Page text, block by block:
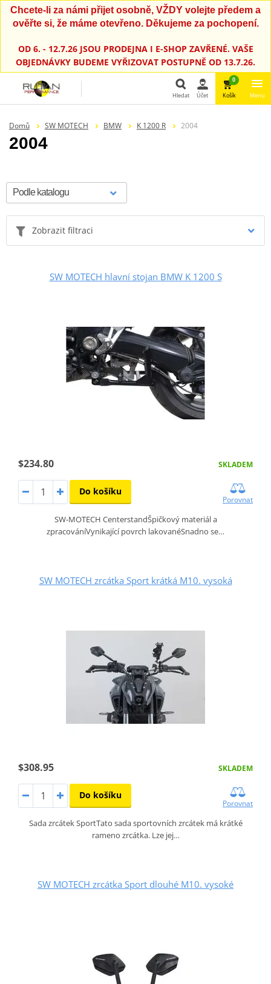
Chcete-li za námi přijet osobně, VŽDY volejte předem a
ověřte si, že máme otevřeno. Děkujeme za pochopení.
OD 6. - 12.7.26 JSOU PRODEJNA I E-SHOP ZAVŘENÉ. VAŠE
OBJEDNÁVKY BUDEME VYŘIZOVAT POSTUPNĚ OD 13.7.26.
Hledat Účet
0
Košík Menu
Domů SW MOTECH BMW K 1200 R 2004
2004
Zobrazit filtraci
SW MOTECH hlavní stojan BMW K 1200 S
$234.80 SKLADEM
Do košíku
Porovnat
SW-MOTECH CenterstandŠpičkový materiál a
zpracováníVynikající povrch lakovanéSnadno se…
SW MOTECH zrcátka Sport krátká M10. vysoká
$308.95 SKLADEM
Do košíku
Porovnat
Sada zrcátek SportTato sada sportovních zrcátek má krátké
rameno zrcátka. Lze jej…
SW MOTECH zrcátka Sport dlouhé M10. vysoké